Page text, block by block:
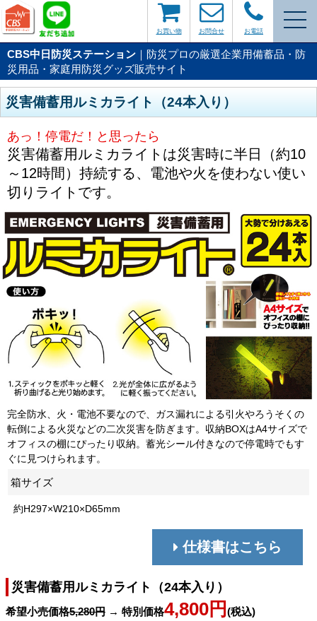
お電話
お問合せ
お買い物
CBS中日防災ステーション ｜防災プロの厳選企業用備蓄品・防
災用品・家庭用防災グッズ販売サイト
災害備蓄用ルミカライト（24本入り）
あっ！停電だ！と思ったら
災害備蓄用ルミカライトは災害時に半日（約10
～12時間）持続する、電池や火を使わない使い
切りライトです。
完全防水、火・電池不要なので、ガス漏れによる引火やろうそくの
転倒による火災などの二次災害を防ぎます。収納BOXはA4サイズで
オフィスの棚にぴったり収納。蓄光シール付きなので停電時でもす
ぐに見つけられます。
箱サイズ
約H297×W210×D65mm
仕様書はこちら
災害備蓄用ルミカライト（24本入り）
希望小売価格5,280円 → 特別価格4,800円 (税込)